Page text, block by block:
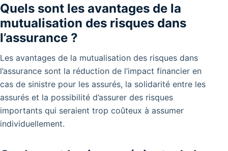
Quels sont les avantages de la
mutualisation des risques dans
l’assurance ?
Les avantages de la mutualisation des risques dans
l’assurance sont la réduction de l’impact financier en
cas de sinistre pour les assurés, la solidarité entre les
assurés et la possibilité d’assurer des risques
importants qui seraient trop coûteux à assumer
individuellement.